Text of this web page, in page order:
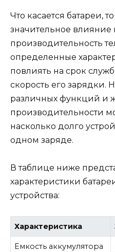
Что касается батареи,
значительное
производительность
определенные
повлиять на срок
скорость его зарядки.
различных функций и
производительности
насколько долго
одном заряде.
В таблице ниже
характеристики
устройства:
Характеристика
Емкость аккумулятора